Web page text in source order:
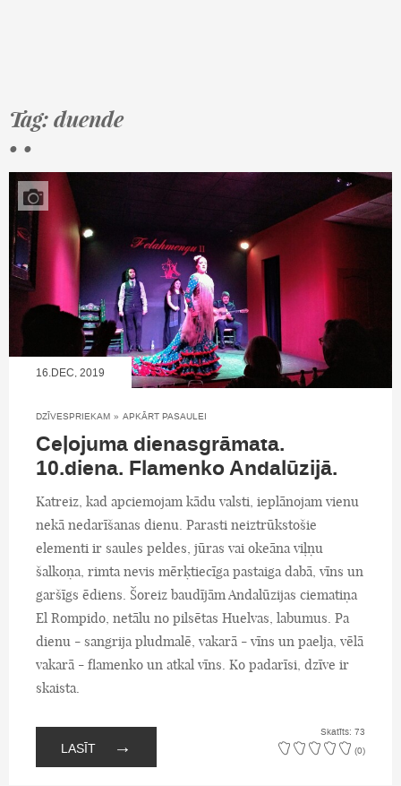
Tag: duende
• •
16.DEC, 2019
DZĪVESPRIEKAM » APKĀRT PASAULEI
Ceļojuma dienasgrāmata.
10.diena. Flamenko Andalūzijā.
Katreiz, kad apciemojam kādu valsti, ieplānojam vienu
nekā nedarīšanas dienu. Parasti neiztrūkstošie
elementi ir saules peldes, jūras vai okeāna viļņu
šalkoņa, rimta nevis mērķtiecīga pastaiga dabā, vīns un
garšīgs ēdiens. Šoreiz baudījām Andalūzijas ciematiņa
El Rompido, netālu no pilsētas Huelvas, labumus. Pa
dienu - sangrija pludmalē, vakarā - vīns un paelja, vēlā
vakarā - flamenko un atkal vīns. Ko padarīsi, dzīve ir
skaista.
LASĪT →
Skatīts: 73
(0)